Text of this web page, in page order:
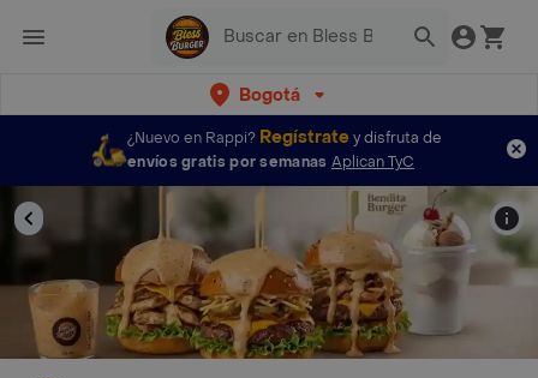
Bogotá
¿Nuevo en Rappi? Regístratey disfruta de
envíos gratis por semanas Aplican TyC